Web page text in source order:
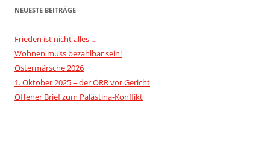
NEUESTE BEITRÄGE
Frieden ist nicht alles …
Wohnen muss bezahlbar sein!
Ostermärsche 2026
1. Oktober 2025 – der ÖRR vor Gericht
Offener Brief zum Palästina-Konflikt